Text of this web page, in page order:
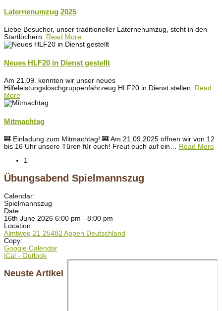
Laternenumzug 2025
Liebe Besucher, unser traditioneller Laternenumzug, steht in den
Startlöchern. Read More
Neues HLF20 in Dienst gestellt
Am 21.09. konnten wir unser neues
Hilfeleistungslöschgruppenfahrzeug HLF20 in Dienst stellen. Read
More
Mitmachtag
🚒 Einladung zum Mitmachtag! 🚒 Am 21.09.2025 öffnen wir von 12
bis 16 Uhr unsere Türen für euch! Freut euch auf ein
Read More
1
Übungsabend Spielmannszug
Calendar:
Spielmannszug
Date:
16th June 2026 6:00 pm - 8:00 pm
Location:
Almtweg 21 25482 Appen Deutschland
Copy:
Google Calendar
iCal - Outlook
Neuste Artikel